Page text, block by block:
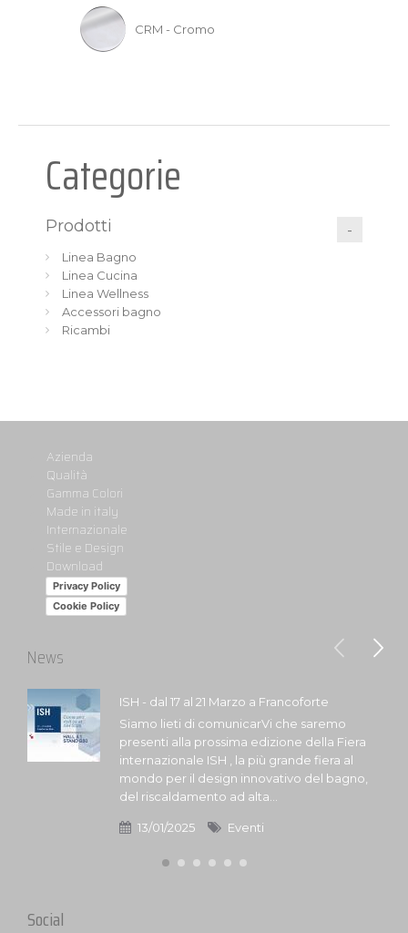
CRM - Cromo
Categorie
Prodotti
Linea Bagno
Linea Cucina
Linea Wellness
Accessori bagno
Ricambi
Azienda
Qualità
Gamma Colori
Made in italy
Internazionale
Stile e Design
Download
Privacy Policy
Cookie Policy
News
ISH - dal 17 al 21 Marzo a Francoforte
Siamo lieti di comunicarVi che saremo
presenti alla prossima edizione della Fiera
internazionale ISH , la più grande fiera al
mondo per il design innovativo del bagno,
del riscaldamento ad alta...
13/01/2025 Eventi
Social